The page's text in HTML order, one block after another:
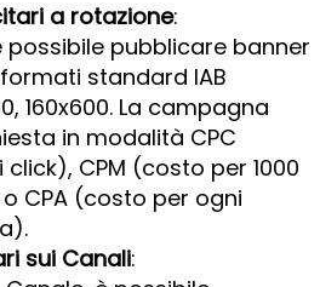
a rotazione:
possibile pubblicare banner
standard IAB
160x600. La campagna
in modalità CPC
CPM (costo per 1000
CPA (costo per ogni
sui Canali: